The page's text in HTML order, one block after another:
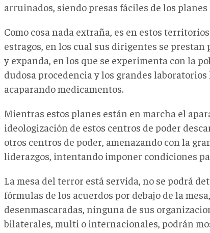
arruinados, siendo presas fáciles de los planes
Como cosa nada extraña, es en estos
estragos, en los cual sus dirigentes se prestan
y expanda, en los que se experimenta con la
dudosa procedencia y los grandes
acaparando medicamentos.
Mientras estos planes están en marcha el
ideologización de estos centros de poder
otros centros de poder, amenazando con la
liderazgos, intentando imponer condiciones
La mesa del terror está servida, no se podrá
fórmulas de los acuerdos por debajo de la
desenmascaradas, ninguna de sus
bilaterales, multi o internacionales, podrán